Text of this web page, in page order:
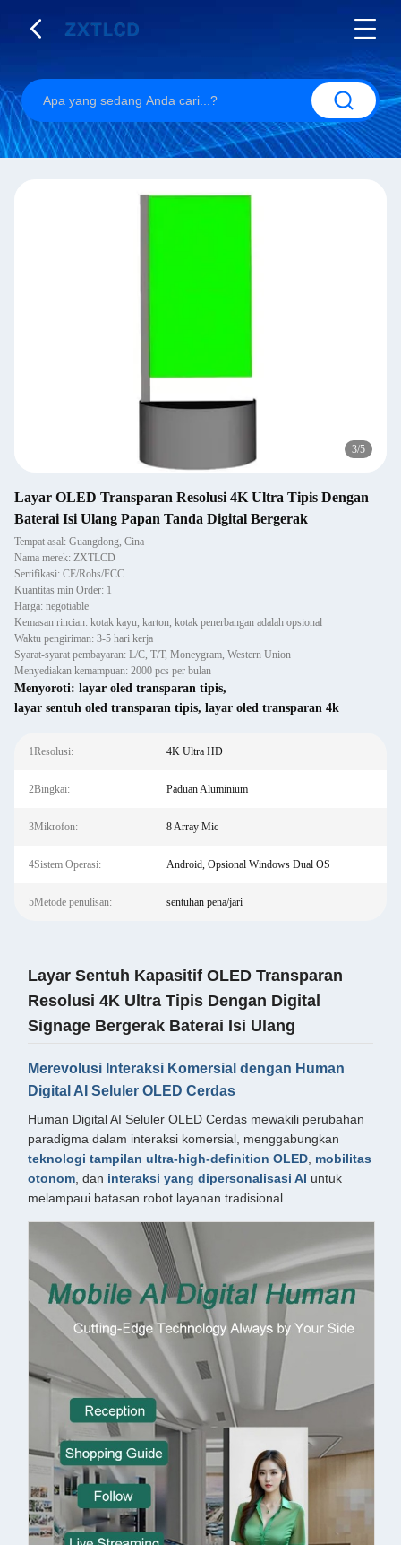
3/5
Layar OLED Transparan Resolusi 4K Ultra Tipis Dengan
Baterai Isi Ulang Papan Tanda Digital Bergerak
Tempat asal: Guangdong, Cina
Nama merek: ZXTLCD
Sertifikasi: CE/Rohs/FCC
Kuantitas min Order: 1
Harga: negotiable
Kemasan rincian: kotak kayu, karton, kotak penerbangan adalah opsional
Waktu pengiriman: 3-5 hari kerja
Syarat-syarat pembayaran: L/C, T/T, Moneygram, Western Union
Menyediakan kemampuan: 2000 pcs per bulan
Menyoroti: layar oled transparan tipis,
layar sentuh oled transparan tipis, layar oled transparan 4k
1Resolusi: 4K Ultra HD
2Bingkai: Paduan Aluminium
3Mikrofon: 8 Array Mic
4Sistem Operasi: Android, Opsional Windows Dual OS
5Metode penulisan: sentuhan pena/jari
Layar Sentuh Kapasitif OLED Transparan
Resolusi 4K Ultra Tipis Dengan Digital
Signage Bergerak Baterai Isi Ulang
Merevolusi Interaksi Komersial dengan Human
Digital AI Seluler OLED Cerdas
Human Digital AI Seluler OLED Cerdas mewakili perubahan
paradigma dalam interaksi komersial, menggabungkan
teknologi tampilan ultra-high-definition OLED mobilitas
otonom , dan interaksi yang dipersonalisasi AI untuk
melampaui batasan robot layanan tradisional.